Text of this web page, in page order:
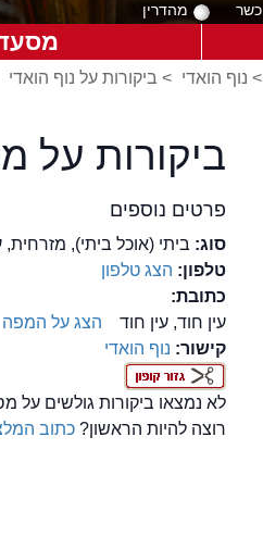
כשר מהדרין
> נוף הואדי > ביקורות על נוף הואדי
ביקורות על
פרטים נוספים
סוג: ביתי (אוכל ביתי), מזרחית,
טלפון: הצג טלפון
כתובת:
עין חוד, עין חוד
הצג על המפה
קישור: נוף הואדי
לא נמצאו ביקורות גולשים על
רוצה להיות הראשון?כתוב